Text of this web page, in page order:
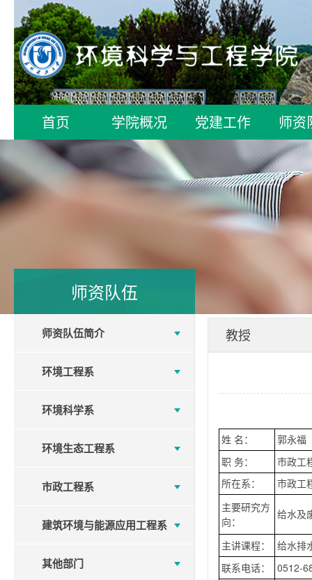
首页 学院概况 党建工作 师资
师资队伍
师资队伍简介
环境工程系
环境科学系
环境生态工程系
市政工程系
建筑环境与能源应用工程系
其他部门
教授
姓 名：
郭永福
职 务：
市政工
所在系：
市政工
主要研究方
向：
给水及
主讲课程：
给水排
联系电话：
0512-